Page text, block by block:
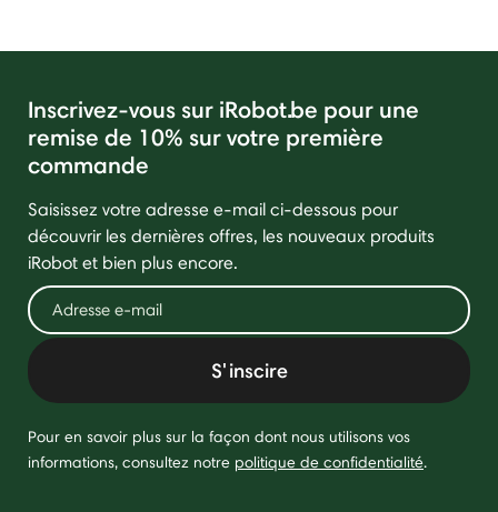
Inscrivez-vous sur iRobot.be pour une
remise de 10% sur votre première
commande
Saisissez votre adresse e-mail ci-dessous pour
découvrir les dernières offres, les nouveaux produits
iRobot et bien plus encore.
S'inscire
Pour en savoir plus sur la façon dont nous utilisons vos
informations, consultez notre politique de confidentialité.